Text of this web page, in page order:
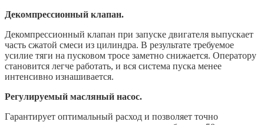
Декомпрессионный клапан.
Декомпрессионный клапан при запуске двигателя выпускает
часть сжатой смеси из цилиндра. В результате требуемое
усилие тяги на пусковом тросе заметно снижается. Оператору
становится легче работать, и вся система пуска менее
интенсивно изнашивается.
Регулируемый масляный насос.
Гарантирует оптимальный расход и позволяет точно